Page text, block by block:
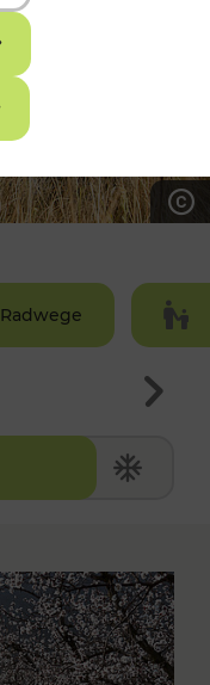
Radwege